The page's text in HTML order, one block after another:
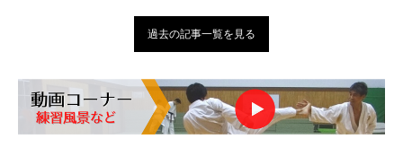
過去の記事一覧を見る